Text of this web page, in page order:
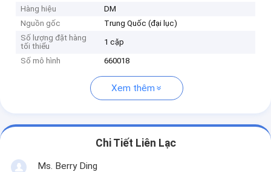
Hàng hiệu
DM
Nguồn gốc
Trung Quốc (đại lục)
Số lượng đặt hàng
tối thiểu
1 cặp
Số mô hình 660018
Xem thêm
Chi Tiết Liên Lạc
Ms. Berry Ding